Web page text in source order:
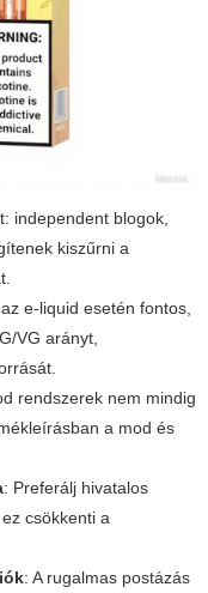
independent blogok,
kiszűrni a
e-liquid esetén fontos,
VG arányt,
rendszerek nem mindig
a mod és
: Preferálj hivatalos
csökkenti a
: A rugalmas postázás